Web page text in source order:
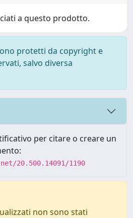
a questo prodotto.
protetti da copyright e
salvo diversa
per citare o creare un
20.500.14091/1190
non sono stati